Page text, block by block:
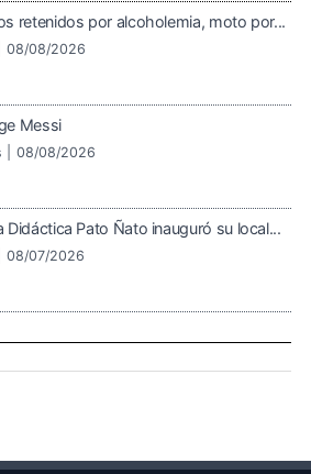
retenidos por alcoholemia, moto por...
08/08/2026
Messi
08/08/2026
Didáctica Pato Ñato inauguró su local...
08/07/2026